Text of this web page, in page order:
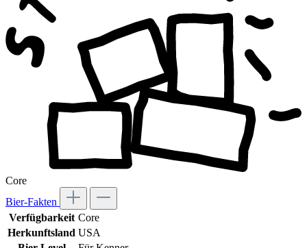
Core
Bier-Fakten
Verfügbarkeit Core
Herkunftsland USA